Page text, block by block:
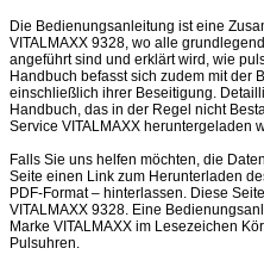
Die Bedienungsanleitung ist eine
VITALMAXX 9328, wo alle
angeführt sind und erklärt wird, wie
Handbuch befasst sich zudem mit der
einschließlich ihrer Beseitigung.
Handbuch, das in der Regel nicht
Service VITALMAXX heruntergeladen
Falls Sie uns helfen möchten, die
Seite einen Link zum Herunterladen
PDF-Format – hinterlassen. Diese
VITALMAXX 9328. Eine
Marke VITALMAXX im Lesezeichen
Pulsuhren.